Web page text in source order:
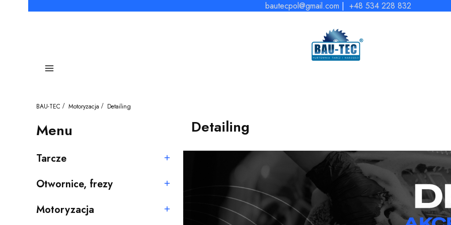
bautecpol@gmail.com | +48 534 228 832
Menu
BAU-TEC Motoryzacja Detailing
Menu
Kategoria - Tarcze
Tarcze
Kategoria - Otwornice, frezy
Otwornice, frezy
Kategoria - Motoryzacja
Motoryzacja
Detailing